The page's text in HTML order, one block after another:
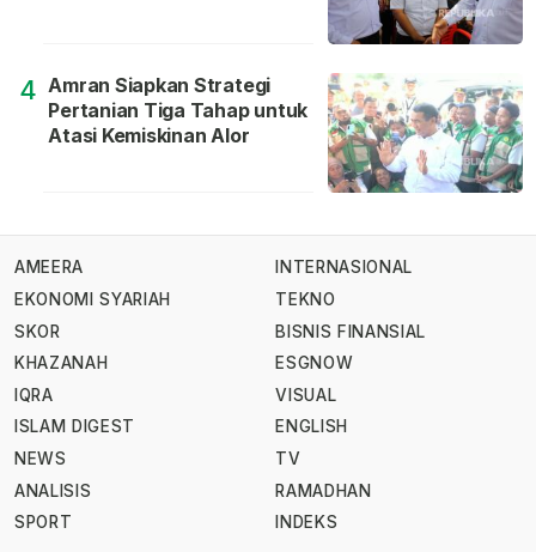
4 Amran Siapkan Strategi
Pertanian Tiga Tahap untuk
Atasi Kemiskinan Alor
AMEERA
EKONOMI SYARIAH
SKOR
KHAZANAH
IQRA
ISLAM DIGEST
NEWS
ANALISIS
SPORT
INTERNASIONAL
TEKNO
BISNIS FINANSIAL
ESGNOW
VISUAL
ENGLISH
TV
RAMADHAN
INDEKS